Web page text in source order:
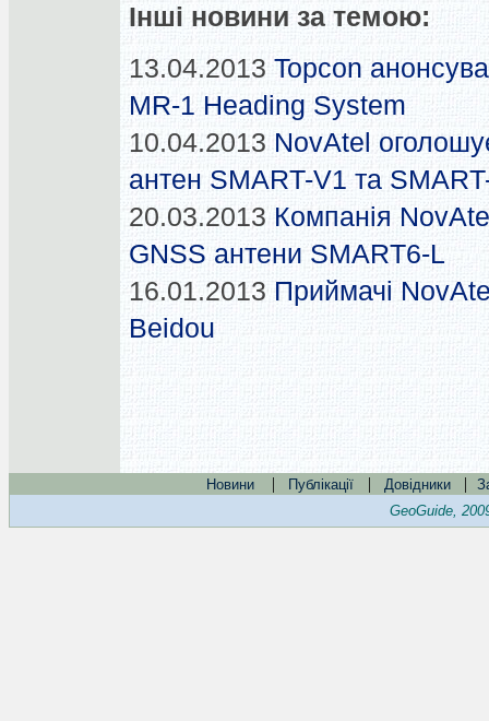
Інші новини за темою:
13.04.2013 Topcon
MR-1 Heading System
10.04.2013 NovAtel
антен SMART-V1 та
20.03.2013 Компанія
GNSS антени SMART6-L
16.01.2013 Приймачі
Beidou
Новини | Публікації | Довідники |
GeoGuide,